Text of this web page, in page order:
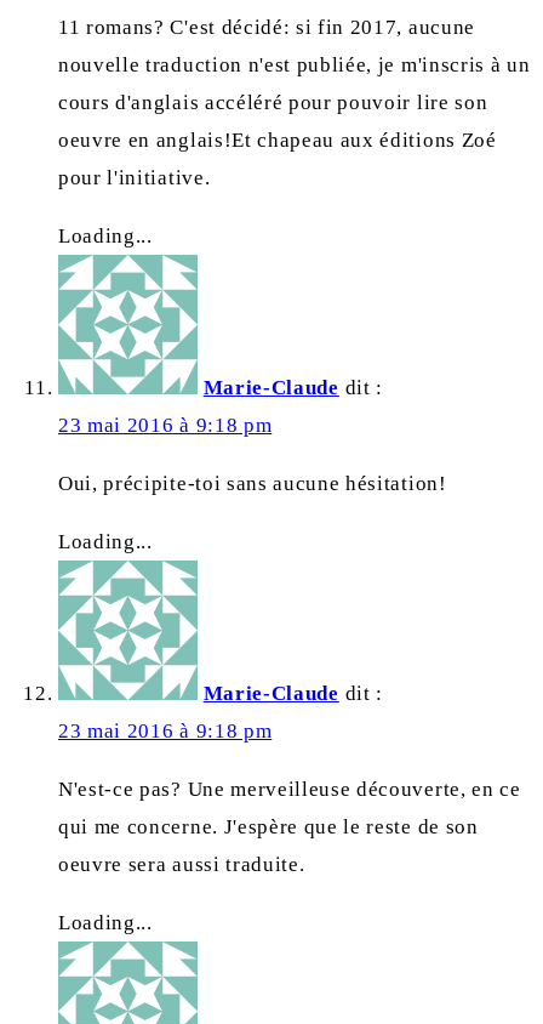
11 romans? C'est décidé: si fin 2017, aucune
nouvelle traduction n'est publiée, je m'inscris à un
cours d'anglais accéléré pour pouvoir lire son
oeuvre en anglais!Et chapeau aux éditions Zoé
pour l'initiative.
Loading...
Marie-Claude dit :
23 mai 2016 à 9:18 pm
Oui, précipite-toi sans aucune hésitation!
Loading...
Marie-Claude dit :
23 mai 2016 à 9:18 pm
N'est-ce pas? Une merveilleuse découverte, en ce
qui me concerne. J'espère que le reste de son
oeuvre sera aussi traduite.
Loading...